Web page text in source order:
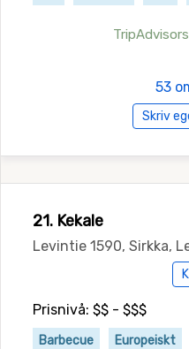
53
Skriv
21. Kekale
Levintie 1590, Sirkka,
Prisnivå: $$ - $$$
Barbecue Europeiskt